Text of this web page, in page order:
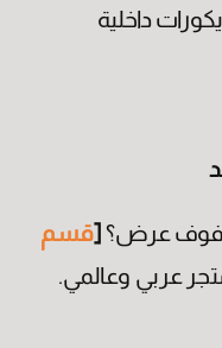
داخلية
عرض؟[قسم